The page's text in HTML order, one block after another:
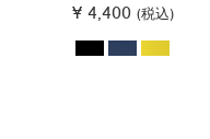
¥ 4,400 (税込)